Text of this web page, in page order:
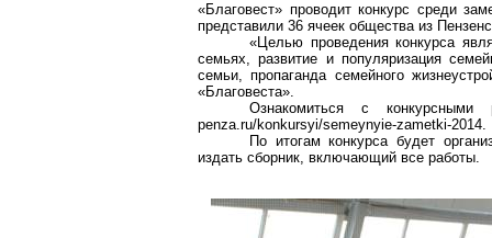
«Благовест» проводит конкурс среди
представили 36 ячеек общества из
«Целью проведения конкурса
семьях, развитие и популяризация
семьи, пропаганда семейного
«Благовеста».
Ознакомиться с
penza.ru/konkursyi/semeynyie-zametki-2014.
По итогам конкурса будет
издать сборник, включающий все работы.